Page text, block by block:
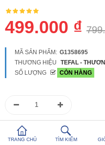
TRANG CHỦ TÌM KIẾM
499.000 ₫
MÃ SẢN PHẨM: G1358695
THƯƠNG HIỆU
TEFAL -
SỐ LƯỢNG
CÒN HÀNG